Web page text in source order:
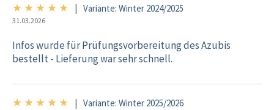
★ ★ ★ ★ ★ 5/5 Variante: Winter 2024/2025
31.03.2026
Infos wurde für Prüfungsvorbereitung des Azubis
bestellt - Lieferung war sehr schnell.
★ ★ ★ ★ ★ 5/5 Variante: Winter 2025/2026